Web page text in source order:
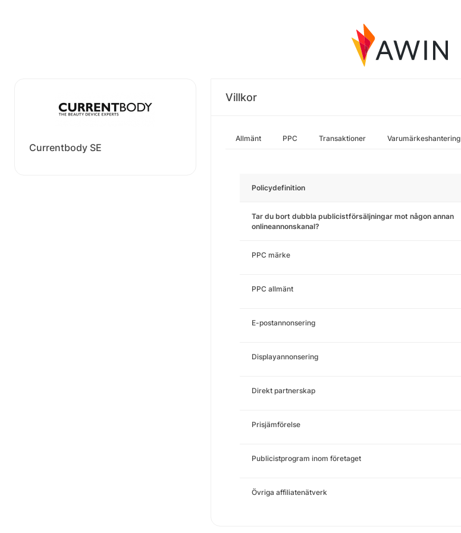
Currentbody SE
Villkor
Allmänt PPC Transaktioner Varumärkeshantering
Policydefinition
Tar du bort dubbla publicistförsäljningar mot någon annan
onlineannonskanal?
PPC märke
PPC allmänt
E-postannonsering
Displayannonsering
Direkt partnerskap
Prisjämförelse
Publicistprogram inom företaget
Övriga affiliatenätverk